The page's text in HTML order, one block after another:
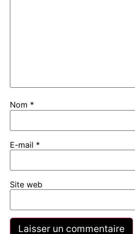
Nom *
E-mail *
Site web